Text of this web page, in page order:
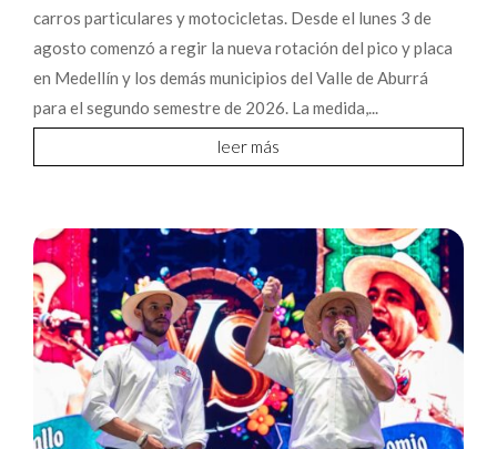
carros particulares y motocicletas. Desde el lunes 3 de
agosto comenzó a regir la nueva rotación del pico y placa
en Medellín y los demás municipios del Valle de Aburrá
para el segundo semestre de 2026. La medida,...
leer más